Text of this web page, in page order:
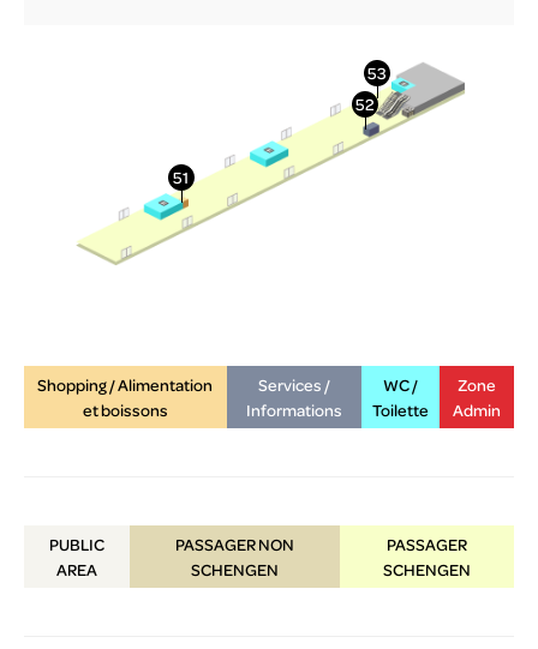
Shopping / Alimentation
et boissons
Services /
Informations
WC /
Toilette
Zone
Admin
PUBLIC
AREA
PASSAGER NON
SCHENGEN
PASSAGER
SCHENGEN